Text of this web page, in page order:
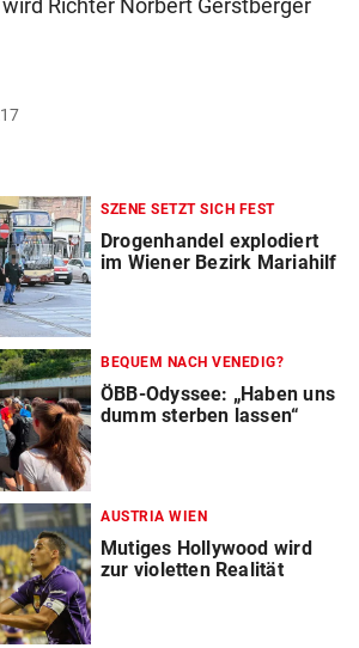
Richter Norbert Gerstberger
SZENE SETZT SICH FEST
Drogenhandel explodiert
im Wiener Bezirk Mariahilf
BEQUEM NACH VENEDIG?
ÖBB-Odyssee: „Haben uns
dumm sterben lassen“
AUSTRIA WIEN
Mutiges Hollywood wird
zur violetten Realität